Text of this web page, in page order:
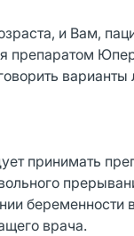
и Вам,
препаратом
принимать
беременности
врача.